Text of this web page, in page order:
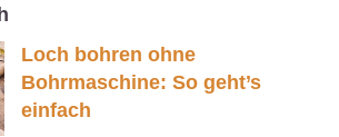
Loch bohren ohne
Bohrmaschine: So geht’s
einfach